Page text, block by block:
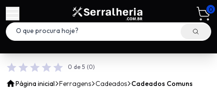
0
0 de 5 (0)
Página inicial Ferragens Cadeados Cadeados Comuns